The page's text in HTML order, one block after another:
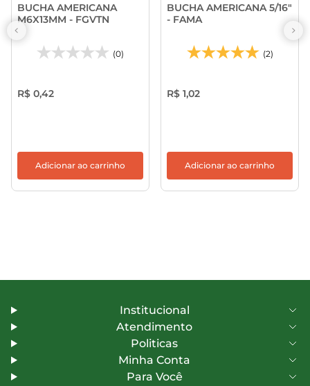
BUCHA AMERICANA
M6X13MM - FGVTN
(0)
R$ 0,42
Adicionar ao carrinho
BUCHA AMERICANA 5/16"
- FAMA
(2)
R$ 1,02
Adicionar ao carrinho
Institucional
Atendimento
Politicas
Minha Conta
Para Você